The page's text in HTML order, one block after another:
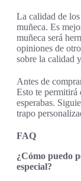
La calidad de
muñeca. Es
muñeca será
opiniones de
sobre la calidad
Antes de
Esto te permitirá
esperabas.
trapo
FAQ
¿Cómo puedo
especial?